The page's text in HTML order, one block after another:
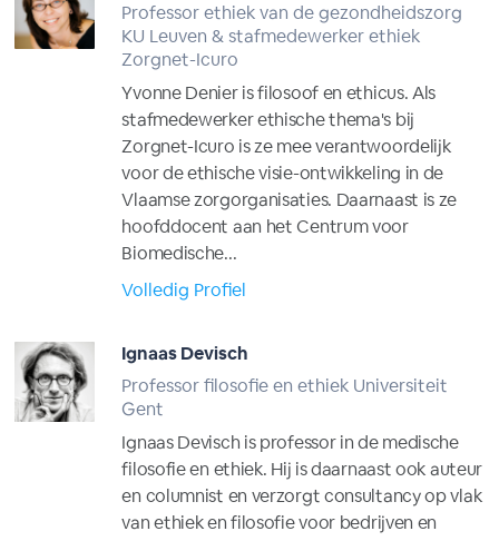
Professor ethiek van de gezondheidszorg
KU Leuven & stafmedewerker ethiek
Zorgnet-Icuro
Yvonne Denier is filosoof en ethicus. Als
stafmedewerker ethische thema's bij
Zorgnet-Icuro is ze mee verantwoordelijk
voor de ethische visie-ontwikkeling in de
Vlaamse zorgorganisaties. Daarnaast is ze
hoofddocent aan het Centrum voor
Biomedische...
Volledig Profiel
Ignaas Devisch
Professor filosofie en ethiek Universiteit
Gent
Ignaas Devisch is professor in de medische
filosofie en ethiek. Hij is daarnaast ook auteur
en columnist en verzorgt consultancy op vlak
van ethiek en filosofie voor bedrijven en